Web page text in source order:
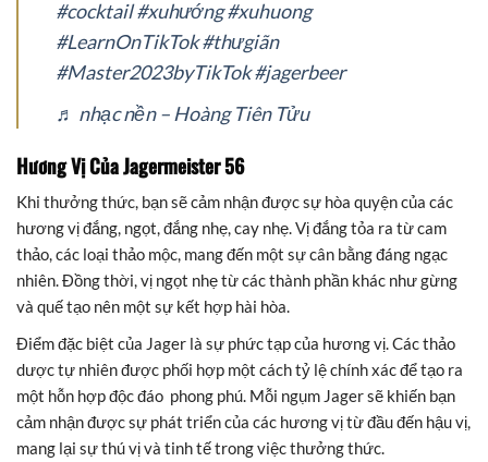
#cocktail#xuhướng#xuhuong
#LearnOnTikTok#thưgiãn
#Master2023byTikTok#jagerbeer
♬ nhạc nền – Hoàng Tiên Tửu
Hương Vị Của Jagermeister 56
Khi thưởng thức, bạn sẽ cảm nhận được sự hòa quyện của các
hương vị đắng, ngọt, đắng nhẹ, cay nhẹ. Vị đắng tỏa ra từ cam
thảo, các loại thảo mộc, mang đến một sự cân bằng đáng ngạc
nhiên. Đồng thời, vị ngọt nhẹ từ các thành phần khác như gừng
và quế tạo nên một sự kết hợp hài hòa.
Điểm đặc biệt của Jager là sự phức tạp của hương vị. Các thảo
dược tự nhiên được phối hợp một cách tỷ lệ chính xác để tạo ra
một hỗn hợp độc đáo phong phú. Mỗi ngụm Jager sẽ khiến bạn
cảm nhận được sự phát triển của các hương vị từ đầu đến hậu vị,
mang lại sự thú vị và tinh tế trong việc thưởng thức.